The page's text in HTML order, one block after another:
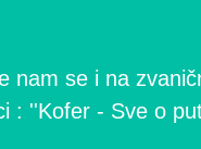
nam se i na
: ''Kofer - Sve o